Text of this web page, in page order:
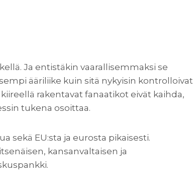
Ja entistäkin vaarallisemmaksi se
ääriliike kuin sitä nykyisin kontrolloivat
rakentavat fanaatikot eivät kaihda,
tukena osoittaa.
sekä EU:sta ja eurosta pikaisesti.
kansanvaltaisen ja